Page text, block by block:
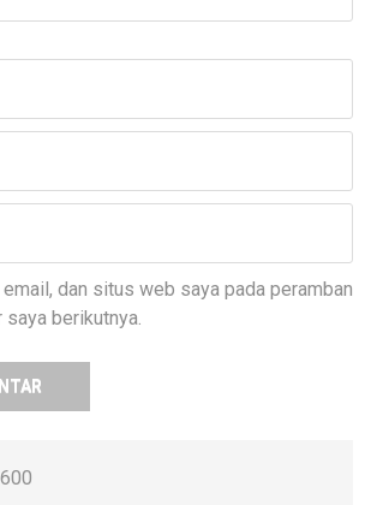
email, dan situs web saya pada peramban
berikutnya.